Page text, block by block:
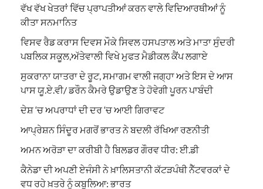
ਵੱਖ ਵੱਖ ਖੇਤਰਾਂ ਵਿੱਚ ਪ੍ਰਾਪਤੀਆਂ ਕਰਨ ਵਾਲੇ ਵਿਦਿਆਰਥੀਆਂ ਨੂੰ
ਕੀਤਾ ਸਨਮਾਨਿਤ
ਵਿਸਵ ਰੈਡ ਕਰਾਸ ਦਿਵਸ ਮੌਕੇ ਸਿਵਲ ਹਸਪਤਾਲ ਅਤੇ ਮਾਤਾ ਸੁੰਦਰੀ
ਪਬਲਿਕ ਸਕੂਲ,ਅੱਤੇਵਾਲੀ ਵਿਖੇ ਮੁਫਤ ਮੈਡੀਕਲ ਕੈਂਪ ਲਗਾਏ
ਸੁਕਰਾਨਾ ਯਾਤਰਾ ਦੇ ਰੂਟ, ਸਮਾਗਮ ਵਾਲੀ ਜਗ੍ਹਾ ਅਤੇ ਇਸ ਦੇ ਆਸ
ਪਾਸ ਯੂ.ਏ.ਵੀ/ ਡਰੌਨ ਕੈਮਰੇ ਉਡਾਉਣ ਤੇ ਹੋਵੇਗੀ ਪੂਰਨ ਪਾਬੰਦੀ
ਦੇਸ਼ ‘ਚ ਅਪਰਾਧਾਂ ਦੀ ਦਰ ‘ਚ ਆਈ ਗਿਰਾਵਟ
ਆਪ੍ਰੇਸ਼ਨ ਸਿੰਦੂਰ ਮਗਰੋਂ ਭਾਰਤ ਨੇ ਬਦਲੀ ਰੱਖਿਆ ਰਣਨੀਤੀ
ਅਮਨ ਅਰੋੜਾ ਦਾ ਕਰੀਬੀ ਹੈ ਬਿਲਡਰ ਗੌਰਵ ਧੀਰ: ਈ.ਡੀ
ਕੈਨੇਡਾ ਦੀ ਅਪਣੀ ਏਜੰਸੀ ਨੇ ਖ਼ਾਲਿਸਤਾਨੀ ਕੱਟੜਪੰਥੀ ਨੈੱਟਵਰਕਾਂ ਦੇ
ਵਧ ਰਹੇ ਖ਼ਤਰੇ ਨੂੰ ਕਬੂਲਿਆ: ਭਾਰਤ